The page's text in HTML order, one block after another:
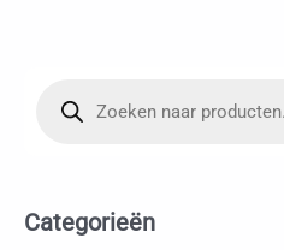
n
z
Categorieën